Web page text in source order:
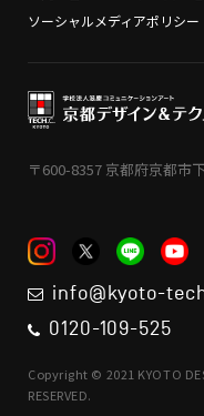
ソーシャルメディアポリシー
〒600-8357 京都府京都市
info@kyoto-
0120-109-525
Copyright © 2021 KYOTO
RESERVED.